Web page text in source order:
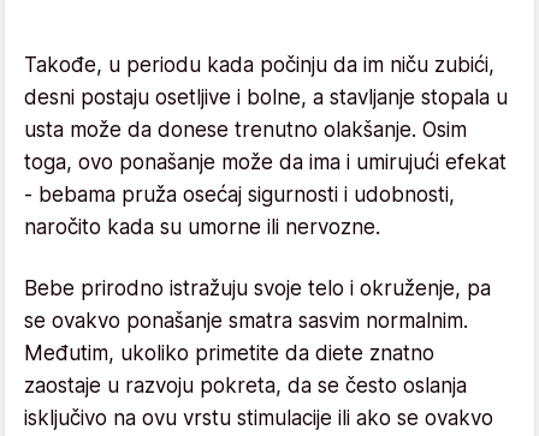
Takođe, u periodu kada počinju da im niču zubići,
desni postaju osetljive i bolne, a stavljanje stopala u
usta može da donese trenutno olakšanje. Osim
toga, ovo ponašanje može da ima i umirujući efekat
- bebama pruža osećaj sigurnosti i udobnosti,
naročito kada su umorne ili nervozne.
Bebe prirodno istražuju svoje telo i okruženje, pa
se ovakvo ponašanje smatra sasvim normalnim.
Međutim, ukoliko primetite da diete znatno
zaostaje u razvoju pokreta, da se često oslanja
isključivo na ovu vrstu stimulacije ili ako se ovakvo